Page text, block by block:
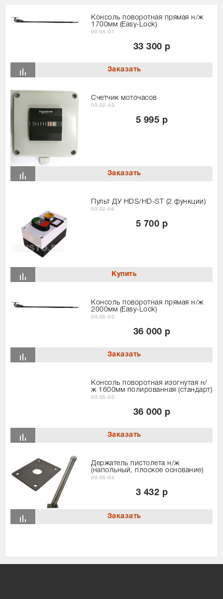
Консоль поворотная прямая н/ж
1700мм (Easy-Lock)
00.05-01
33 300 р
Счетчик моточасов
00.02-43
5 995 р
Пульт ДУ HDS/HD-ST (2 функции)
00.02-06
5 700 р
Консоль поворотная прямая н/ж
2000мм (Easy-Lock)
00.05-02
36 000 р
Консоль поворотная изогнутая н/
ж 1600мм полированная (стандарт)
00.05-03
36 000 р
Держатель пистолета н/ж
(напольный, плоское основание)
00.05-04
3 432 р